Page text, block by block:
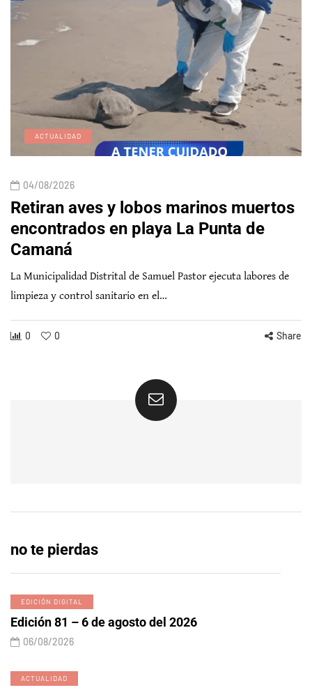
ACTUALIDAD
04/08/2026
Retiran aves y lobos marinos muertos
encontrados en playa La Punta de
Camaná
La Municipalidad Distrital de Samuel Pastor ejecuta labores de
limpieza y control sanitario en el…
0 0 Share
no te pierdas
EDICIÓN DIGITAL
Edición 81 – 6 de agosto del 2026
06/08/2026
ACTUALIDAD